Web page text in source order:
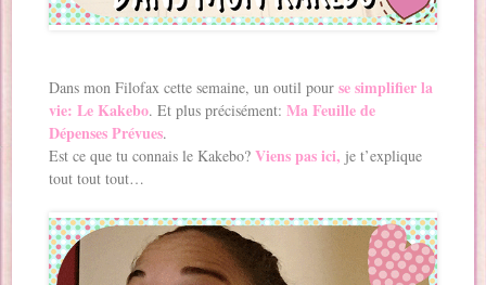
Dans mon Filofax cette semaine, un outil pourse simplifier la
vie: Le Kakebo. Et plus précisément:Ma Feuille de
Dépenses Prévues.
Est ce que tu connais le Kakebo?Viens pas ici, je t’explique
tout tout tout…